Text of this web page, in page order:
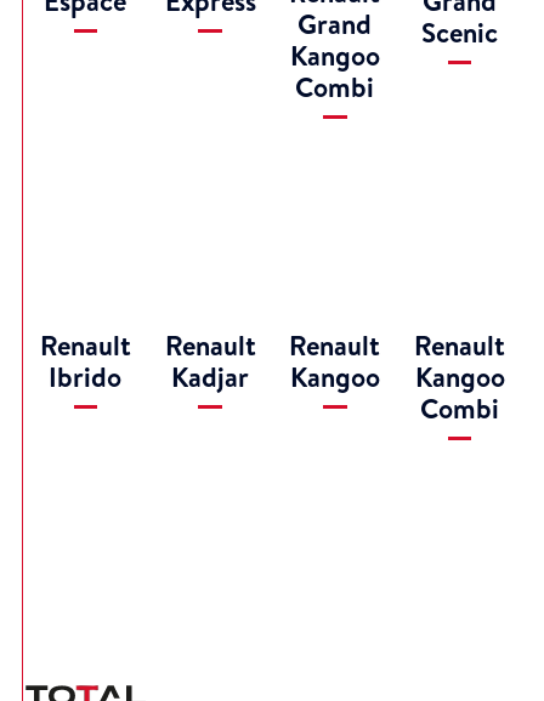
Grand
Kangoo
Combi
Scenic
Renault
Ibrido
Renault
Kadjar
Renault
Kangoo
Renault
Kangoo
Combi